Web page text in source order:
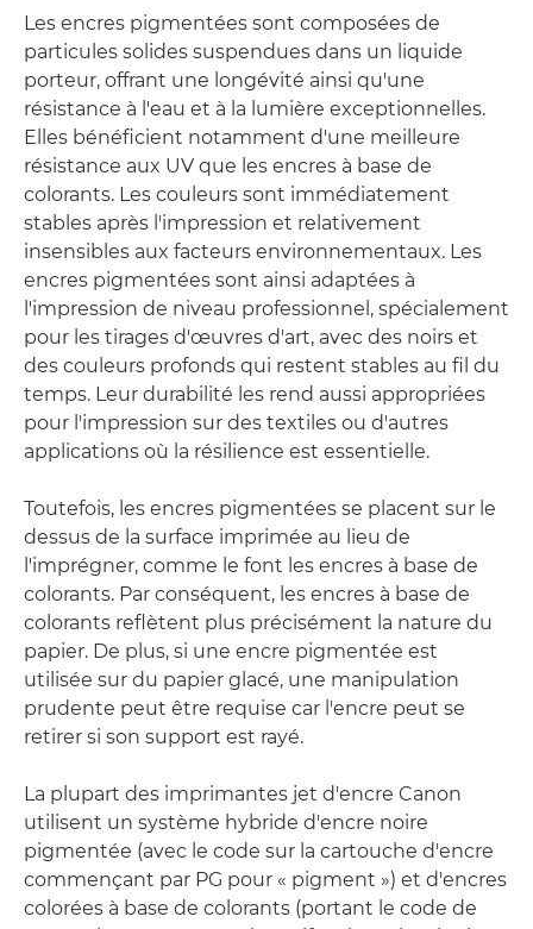
Les encres pigmentées sont composées de
particules solides suspendues dans un liquide
porteur, offrant une longévité ainsi qu'une
résistance à l'eau et à la lumière exceptionnelles.
Elles bénéficient notamment d'une meilleure
résistance aux UV que les encres à base de
colorants. Les couleurs sont immédiatement
stables après l'impression et relativement
insensibles aux facteurs environnementaux. Les
encres pigmentées sont ainsi adaptées à
l'impression de niveau professionnel, spécialement
pour les tirages d'œuvres d'art, avec des noirs et
des couleurs profonds qui restent stables au fil du
temps. Leur durabilité les rend aussi appropriées
pour l'impression sur des textiles ou d'autres
applications où la résilience est essentielle.
Toutefois, les encres pigmentées se placent sur le
dessus de la surface imprimée au lieu de
l'imprégner, comme le font les encres à base de
colorants. Par conséquent, les encres à base de
colorants reflètent plus précisément la nature du
papier. De plus, si une encre pigmentée est
utilisée sur du papier glacé, une manipulation
prudente peut être requise car l'encre peut se
retirer si son support est rayé.
La plupart des imprimantes jet d'encre Canon
utilisent un système hybride d'encre noire
pigmentée (avec le code sur la cartouche d'encre
commençant par PG pour « pigment ») et d'encres
colorées à base de colorants (portant le code de